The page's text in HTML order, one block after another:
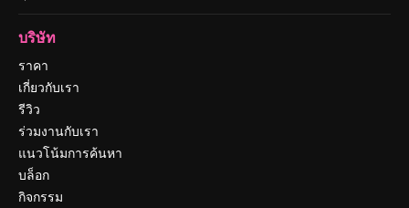
บริษัท
ราคา
เกี่ยวกับเรา
รีวิว
ร่วมงานกับเรา
แนวโน้มการค้นหา
บล็อก
กิจกรรม